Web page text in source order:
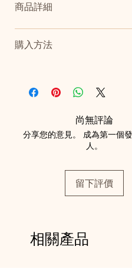
商品詳細
重量：2.6kg（額縁含む）
購入方法
問い合わせください。
追って商品価格等、詳細のご案
尚無評論
分享您的意見。 成為第一個
人。
留下評價
相關產品